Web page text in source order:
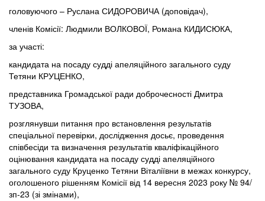
головуючого – Руслана СИДОРОВИЧА (доповідач),
членів Комісії: Людмили ВОЛКОВОЇ, Романа КИДИСЮКА,
за участі:
кандидата на посаду судді апеляційного загального суду
Тетяни КРУЦЕНКО,
представника Громадської ради доброчесності Дмитра
ТУЗОВА,
розглянувши питання про встановлення результатів
спеціальної перевірки, дослідження досьє, проведення
співбесіди та визначення результатів кваліфікаційного
оцінювання кандидата на посаду судді апеляційного
загального суду Круценко Тетяни Віталіївни в межах конкурсу,
оголошеного рішенням Комісії від 14 вересня 2023 року № 94/
зп-23 (зі змінами),